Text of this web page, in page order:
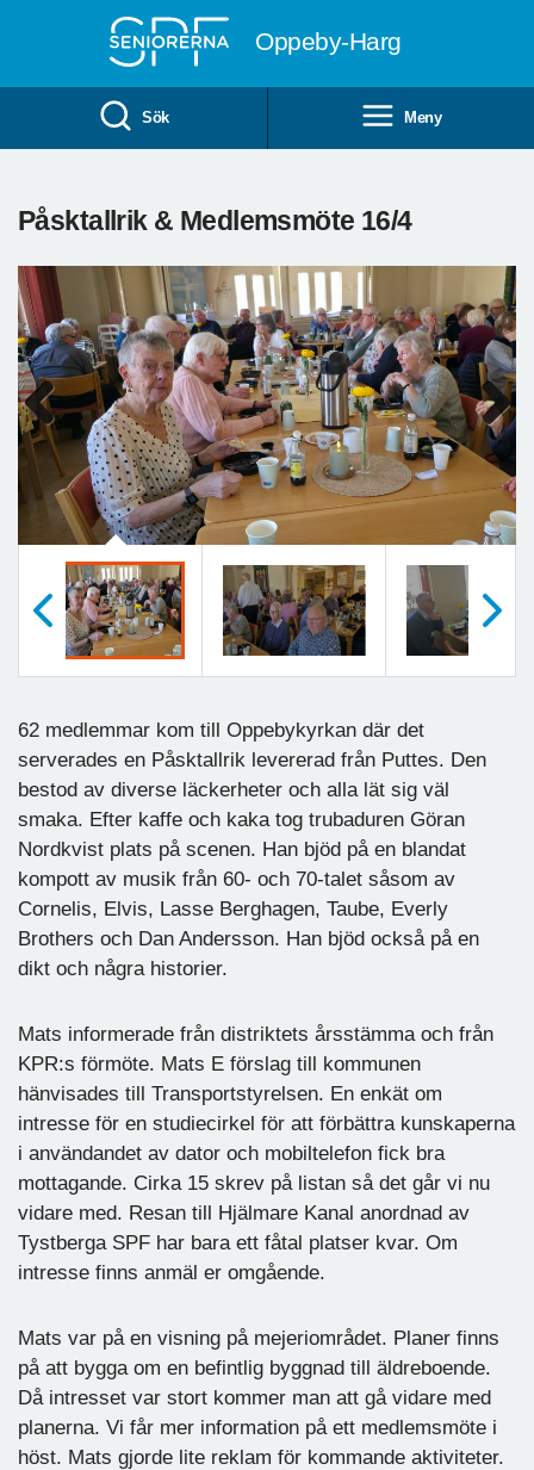
Oppeby-Harg
Sök Meny
Påsktallrik & Medlemsmöte 16/4
Previous Next
62 medlemmar kom till Oppebykyrkan där det
serverades en Påsktallrik levererad från Puttes. Den
bestod av diverse läckerheter och alla lät sig väl
smaka. Efter kaffe och kaka tog trubaduren Göran
Nordkvist plats på scenen. Han bjöd på en blandat
kompott av musik från 60- och 70-talet såsom av
Cornelis, Elvis, Lasse Berghagen, Taube, Everly
Brothers och Dan Andersson. Han bjöd också på en
dikt och några historier.
Mats informerade från distriktets årsstämma och från
KPR:s förmöte. Mats E förslag till kommunen
hänvisades till Transportstyrelsen. En enkät om
intresse för en studiecirkel för att förbättra kunskaperna
i användandet av dator och mobiltelefon fick bra
mottagande. Cirka 15 skrev på listan så det går vi nu
vidare med. Resan till Hjälmare Kanal anordnad av
Tystberga SPF har bara ett fåtal platser kvar. Om
intresse finns anmäl er omgående.
Mats var på en visning på mejeriområdet. Planer finns
på att bygga om en befintlig byggnad till äldreboende.
Då intresset var stort kommer man att gå vidare med
planerna. Vi får mer information på ett medlemsmöte i
höst. Mats gjorde lite reklam för kommande aktiviteter.